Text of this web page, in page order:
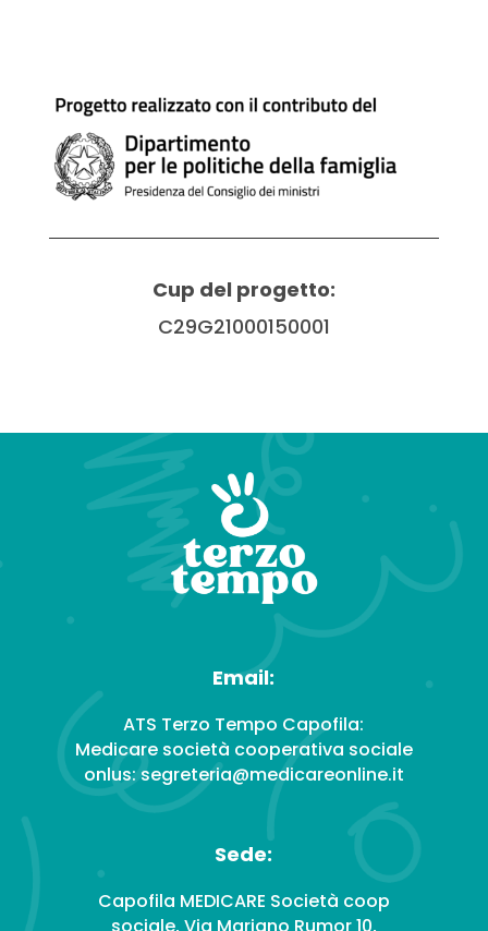
Cup del progetto:
C29G21000150001
Email:
ATS Terzo Tempo Capofila:
Medicare società cooperativa sociale
onlus: segreteria@medicareonline.it
Sede:
Capofila MEDICARE Società coop